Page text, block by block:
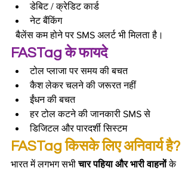
डेबिट / क्रेडिट कार्ड
नेट बैंकिंग
  बैलेंस कम होने पर SMS अलर्ट भी मिलता है।
FASTag के फायदे
टोल प्लाजा पर समय की बचत
कैश लेकर चलने की जरूरत नहीं
ईंधन की बचत
हर टोल कटने की जानकारी SMS से
डिजिटल और पारदर्शी सिस्टम
FASTag किसके लिए अनिवार्य है?
भारत में लगभग सभी चार पहिया और भारी वाहनों के